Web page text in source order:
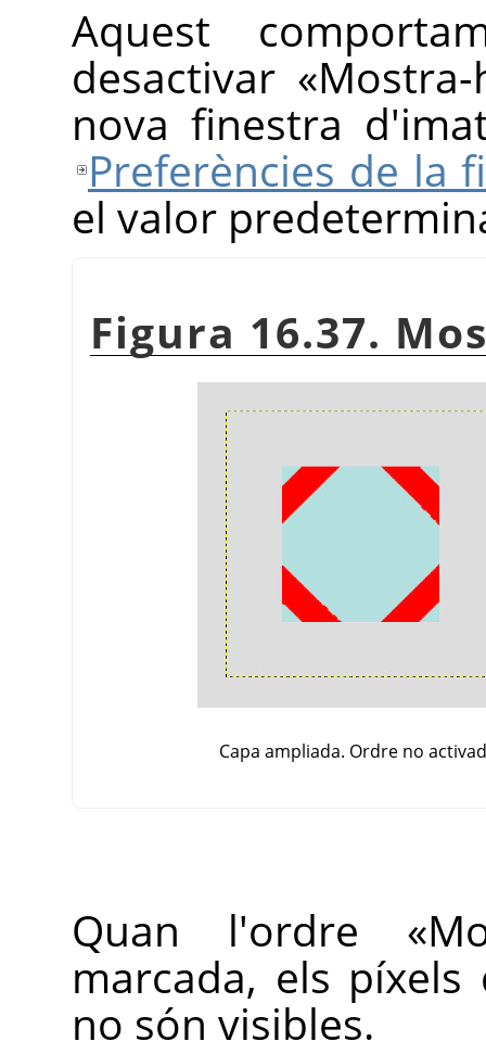
Aquest
desactivar «
nova finestra
Preferències de la
el valor
Figura 16.37.
Capa ampliada. Ordre no
Quan l'ordre «
marcada, els
no són visibles.